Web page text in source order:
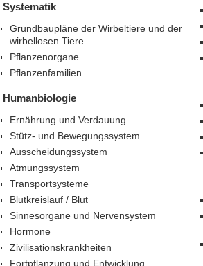
Systematik
Grundbaupläne der Wirbeltiere und der
wirbellosen Tiere
Pflanzenorgane
Pflanzenfamilien
Humanbiologie
Ernährung und Verdauung
Stütz- und Bewegungssystem
Ausscheidungssystem
Atmungssystem
Transportsysteme
Blutkreislauf / Blut
Sinnesorgane und Nervensystem
Hormone
Zivilisationskrankheiten
Fortpflanzung und Entwicklung